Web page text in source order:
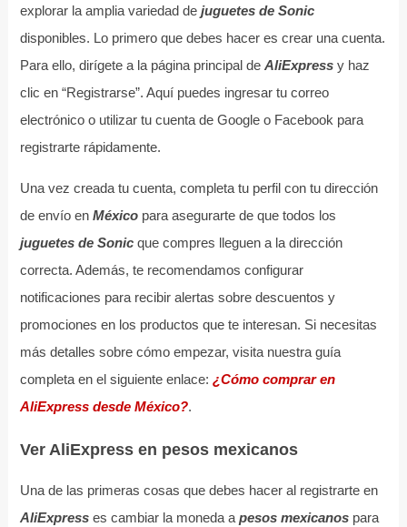
explorar la amplia variedad de juguetes de Sonic
disponibles. Lo primero que debes hacer es crear una cuenta.
Para ello, dirígete a la página principal de AliExpressy haz
clic en “Registrarse”. Aquí puedes ingresar tu correo
electrónico o utilizar tu cuenta de Google o Facebook para
registrarte rápidamente.
Una vez creada tu cuenta, completa tu perfil con tu dirección
de envío en Méxicopara asegurarte de que todos los
juguetes de Sonicque compres lleguen a la dirección
correcta. Además, te recomendamos configurar
notificaciones para recibir alertas sobre descuentos y
promociones en los productos que te interesan. Si necesitas
más detalles sobre cómo empezar, visita nuestra guía
completa en el siguiente enlace: ¿Cómo comprar en
AliExpress desde México?.
Ver AliExpress en pesos mexicanos
Una de las primeras cosas que debes hacer al registrarte en
AliExpresses cambiar la moneda apesos mexicanospara